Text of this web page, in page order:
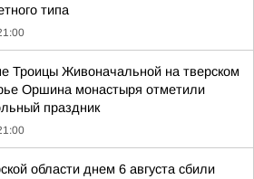
типа
Троицы Живоначальной на тверском
Оршина монастыря отметили
праздник
области днем 6 августа сбили